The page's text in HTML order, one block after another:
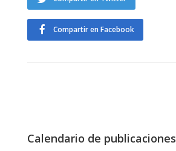
Compartir en Facebook
Calendario de publicaciones